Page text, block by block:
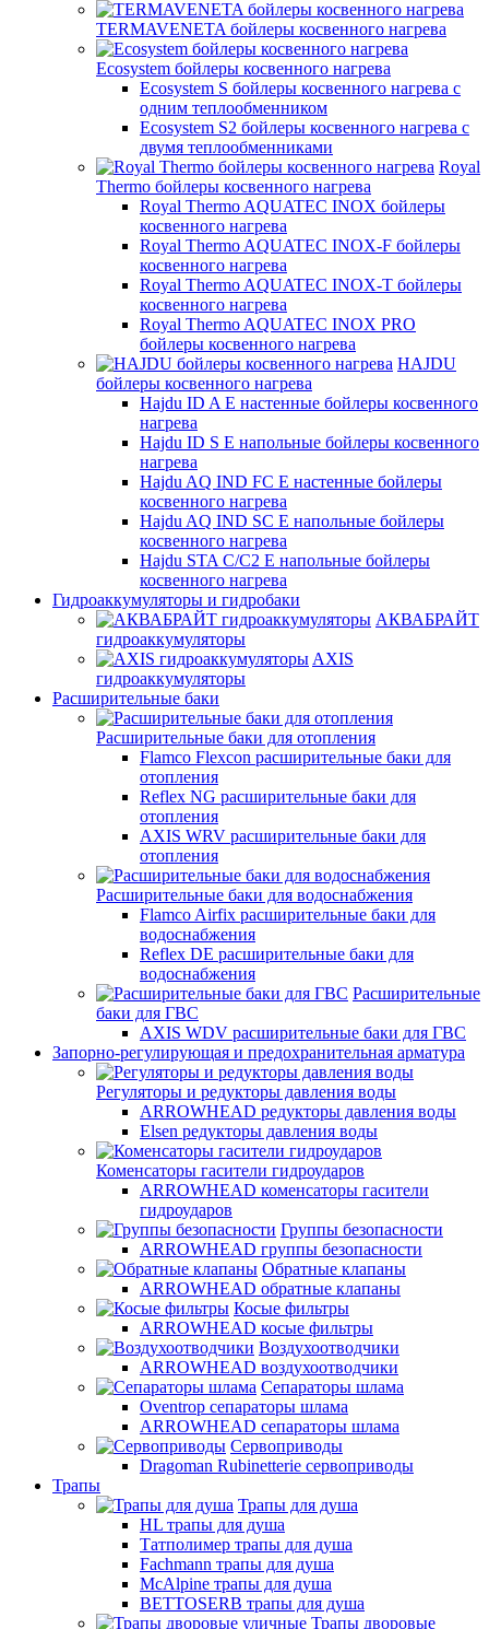
TERMAVENETA бойлеры косвенного нагрева
Ecosystem бойлеры косвенного нагрева
Ecosystem S бойлеры косвенного нагрева с
одним теплообменником
Ecosystem S2 бойлеры косвенного нагрева с
двумя теплообменниками
Royal
Thermo бойлеры косвенного нагрева
Royal Thermo AQUATEC INOX бойлеры
косвенного нагрева
Royal Thermo AQUATEC INOX-F бойлеры
косвенного нагрева
Royal Thermo AQUATEC INOX-T бойлеры
косвенного нагрева
Royal Thermo AQUATEC INOX PRO
бойлеры косвенного нагрева
HAJDU
бойлеры косвенного нагрева
Hajdu ID A E настенные бойлеры косвенного
нагрева
Hajdu ID S E напольные бойлеры косвенного
нагрева
Hajdu AQ IND FC E настенные бойлеры
косвенного нагрева
Hajdu AQ IND SC E напольные бойлеры
косвенного нагрева
Hajdu STA C/C2 E напольные бойлеры
косвенного нагрева
Гидроаккумуляторы и гидробаки
АКВАБРАЙТ
гидроаккумуляторы
AXIS
гидроаккумуляторы
Расширительные баки
Расширительные баки для отопления
Flamco Flexcon расширительные баки для
отопления
Reflex NG расширительные баки для
отопления
AXIS WRV расширительные баки для
отопления
Расширительные баки для водоснабжения
Flamco Airfix расширительные баки для
водоснабжения
Reflex DЕ расширительные баки для
водоснабжения
Расширительные
баки для ГВС
AXIS WDV расширительные баки для ГВС
Запорно-регулирующая и предохранительная арматура
Регуляторы и редукторы давления воды
ARROWHEAD редукторы давления воды
Elsen редукторы давления воды
Коменсаторы гасители гидроударов
ARROWHEAD коменсаторы гасители
гидроударов
Группы безопасности
ARROWHEAD группы безопасности
Обратные клапаны
ARROWHEAD обратные клапаны
Косые фильтры
ARROWHEAD косые фильтры
Воздухоотводчики
ARROWHEAD воздухоотводчики
Сепараторы шлама
Oventrop cепараторы шлама
ARROWHEAD сепараторы шлама
Сервоприводы
Dragoman Rubinetterie сервоприводы
Трапы
Трапы для душа
HL трапы для душа
Татполимер трапы для душа
Fachmann трапы для душа
McAlpine трапы для душа
BETTOSERB трапы для душа
Трапы дворовые